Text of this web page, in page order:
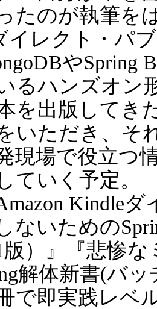
たのが執筆を
イレクト・パ
やSpring
るハンズオン
を出版してき
いただき、そ
現場で役立つ
ていく予定。
Kindle
ないための
）』『悲惨な
解体新書(バ
で即実践レベ